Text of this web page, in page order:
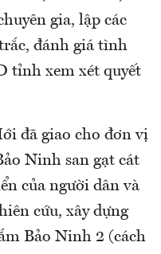
gia, lập các
đánh giá tình
tỉnh xem xét quyết
đã giao cho đơn vị
Ninh san gạt cát
của người dân và
cứu, xây dựng
Bảo Ninh 2 (cách